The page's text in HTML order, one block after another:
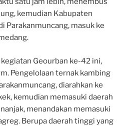
kemudian Kabupaten
Parakanmuncang, masuk ke
Geourban ke-42 ini,
Pengelolaan ternak kambing
diarahkan ke
kemudian memasuki daerah
menandakan memasuki
Berupa daerah tinggi yang